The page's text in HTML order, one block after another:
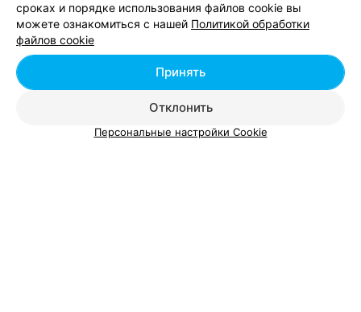
Добавить компанию
сроках и порядке использования файлов cookie вы
можете ознакомиться с нашей Политикой обработки
файлов cookie
Отклонить
Принять
Персональные настройки Cookie